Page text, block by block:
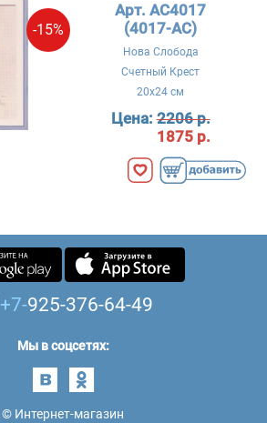
-15%
Арт. AC4017
(4017-AC)
Нова Слобода
Счетный Крест
20x24 см
Цена:2206 р.
1875 р.
+7-925-376-64-49
Мы в соцсетях:
© Интернет-магазин